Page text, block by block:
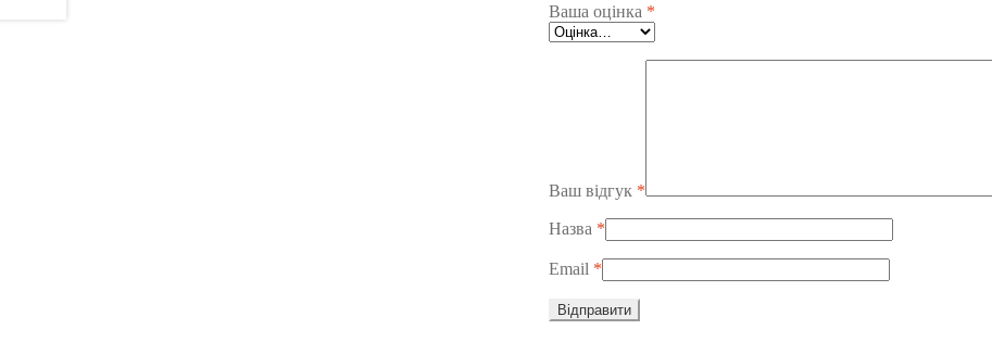
Ваша оцінка *
Ваш відгук *
Назва *
Email *